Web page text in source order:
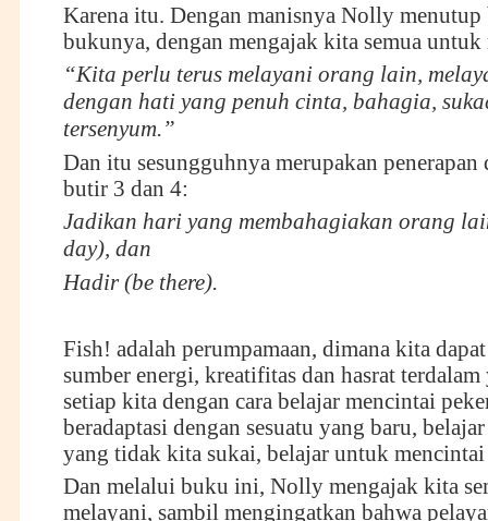
Karena itu. Dengan manisnya Nolly
bukunya, dengan mengajak kita semua
“Kita perlu terus melayani orang lain,
dengan hati yang penuh cinta, bahagia,
tersenyum.”
Dan itu sesungguhnya merupakan
butir 3 dan 4:
Jadikan hari yang membahagiakan orang
day), dan
Hadir (be there).
Fish! adalah perumpamaan, dimana kita
sumber energi, kreatifitas dan hasrat terdalam
setiap kita dengan cara belajar mencintai
beradaptasi dengan sesuatu yang baru,
yang tidak kita sukai, belajar untuk
Dan melalui buku ini, Nolly mengajak kita
melayani, sambil mengingatkan bahwa